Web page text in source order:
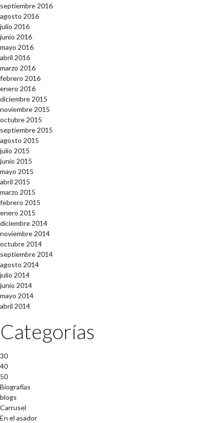
septiembre 2016
agosto 2016
julio 2016
junio 2016
mayo 2016
abril 2016
marzo 2016
febrero 2016
enero 2016
diciembre 2015
noviembre 2015
octubre 2015
septiembre 2015
agosto 2015
julio 2015
junio 2015
mayo 2015
abril 2015
marzo 2015
febrero 2015
enero 2015
diciembre 2014
noviembre 2014
octubre 2014
septiembre 2014
agosto 2014
julio 2014
junio 2014
mayo 2014
abril 2014
Categorías
30
40
50
Biografías
blogs
Carrusel
En el asador